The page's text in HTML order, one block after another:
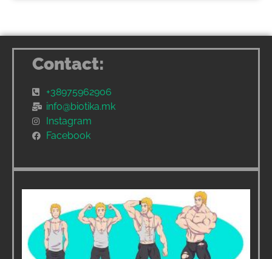
Contact:
+38975962906
info@biotika.mk
Instagram
Facebook